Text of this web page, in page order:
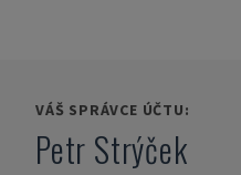
VÁŠ SPRÁVCE ÚČTU:
Petr Strýček